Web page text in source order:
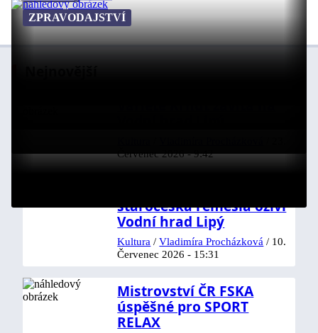
ZPRAVODAJSTVÍ
Červenec 2026 - 9:42
staročeská řemesla oživí
Vodní hrad Lipý
Kultura /Vladimíra Procházková / 10.
Červenec 2026 - 15:31
Mistrovství ČR FSKA
úspěšné pro SPORT
RELAX